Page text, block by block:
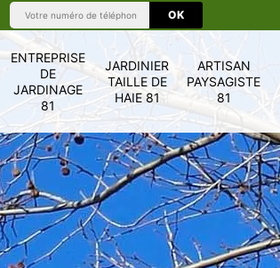
ENTREPRISE
DE
JARDINAGE
81
JARDINIER
TAILLE DE
HAIE 81
ARTISAN
PAYSAGISTE
81